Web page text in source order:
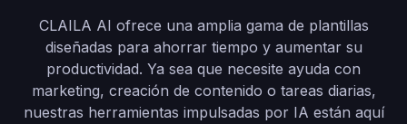
CLAILA AI ofrece una amplia gama de plantillas
diseñadas para ahorrar tiempo y aumentar su
productividad. Ya sea que necesite ayuda con
marketing, creación de contenido o tareas diarias,
nuestras herramientas impulsadas por IA están aquí